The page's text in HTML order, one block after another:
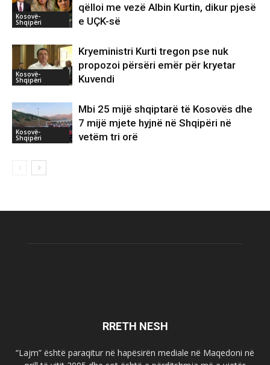
Kosovë-
Shqipëri
qëlloi me vezë Albin Kurtin, dikur pjesë
e UÇK-së
Kosovë-
Shqipëri
Kryeministri Kurti tregon pse nuk
propozoi përsëri emër për kryetar
Kuvendi
Kosovë-
Shqipëri
Mbi 25 mijë shqiptarë të Kosovës dhe
7 mijë mjete hyjnë në Shqipëri në
vetëm tri orë
RRETH NESH
“Lajm” është paraqitur në hapësirën mediale në Maqedoni në